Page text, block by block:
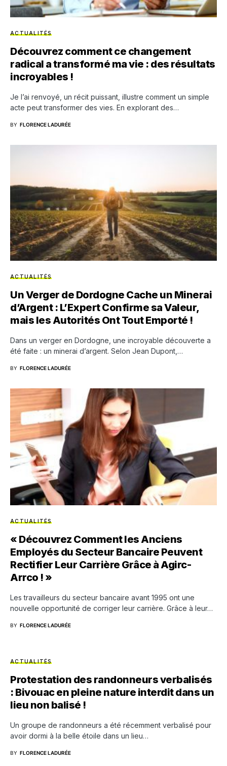
ACTUALITÉS
Découvrez comment ce changement
radical a transformé ma vie : des résultats
incroyables !
Je l’ai renvoyé, un récit puissant, illustre comment un simple
acte peut transformer des vies. En explorant des…
BY FLORENCE LADURÉE
ACTUALITÉS
Un Verger de Dordogne Cache un Minerai
d’Argent : L’Expert Confirme sa Valeur,
mais les Autorités Ont Tout Emporté !
Dans un verger en Dordogne, une incroyable découverte a
été faite : un minerai d’argent. Selon Jean Dupont,…
BY FLORENCE LADURÉE
ACTUALITÉS
« Découvrez Comment les Anciens
Employés du Secteur Bancaire Peuvent
Rectifier Leur Carrière Grâce à Agirc-
Arrco ! »
Les travailleurs du secteur bancaire avant 1995 ont une
nouvelle opportunité de corriger leur carrière. Grâce à leur…
BY FLORENCE LADURÉE
ACTUALITÉS
Protestation des randonneurs verbalisés
: Bivouac en pleine nature interdit dans un
lieu non balisé !
Un groupe de randonneurs a été récemment verbalisé pour
avoir dormi à la belle étoile dans un lieu…
BY FLORENCE LADURÉE